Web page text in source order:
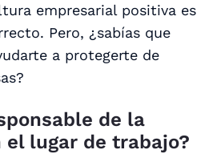
empresarial positiva es
Pero, ¿sabías que
a protegerte de
de la
lugar de trabajo?